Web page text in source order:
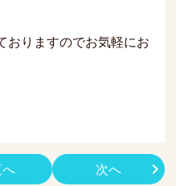
おりますのでお気軽にお
次へ